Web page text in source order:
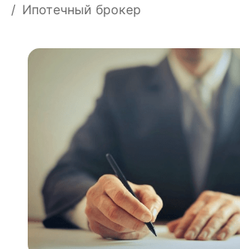
Ипотечный брокер